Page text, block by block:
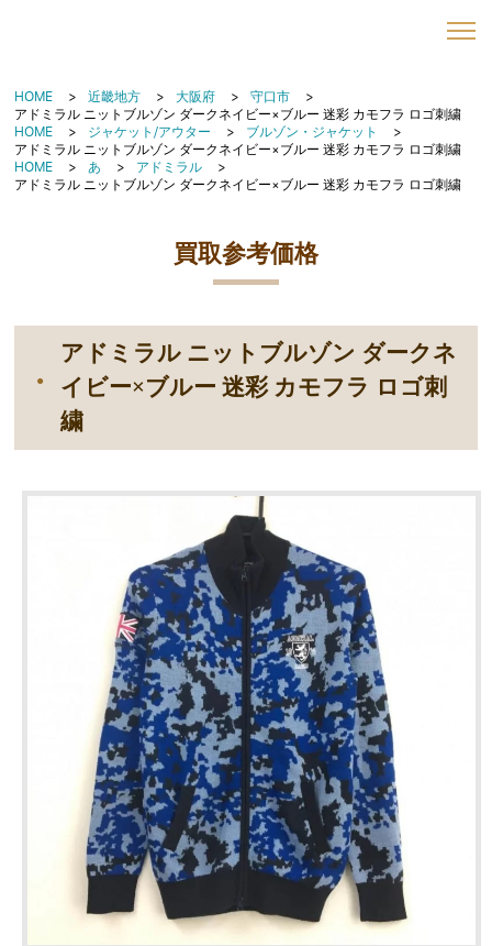
HOME 近畿地方 大阪府
守口市
アドミラル ニットブルゾン ダークネイビー×ブルー 迷彩 カモフラ ロゴ刺繍
HOME
ジャケット/アウター
ブルゾン・ジャケット
アドミラル ニットブルゾン ダークネイビー×ブルー 迷彩 カモフラ ロゴ刺繍
HOME
あ
アドミラル
アドミラル ニットブルゾン ダークネイビー×ブルー 迷彩 カモフラ ロゴ刺繍
買取参考価格
アドミラル ニットブルゾン ダークネ
イビー×ブルー 迷彩 カモフラ ロゴ刺
繍